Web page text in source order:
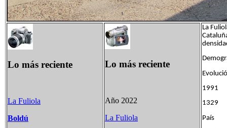
Lo más reciente
La Fuliola
Boldú
Lo más reciente
Año 2022
La Fuliola
La
1991
1329
País